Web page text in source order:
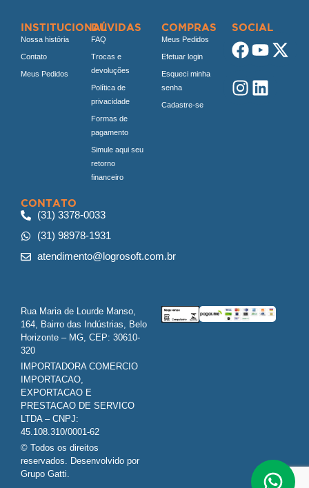
INSTITUCIONAL
Nossa história
Contato
Meus Pedidos
DÚVIDAS
FAQ
Trocas e
devoluções
Política de
privacidade
Formas de
pagamento
Simule aqui seu
retorno
financeiro
COMPRAS
Meus Pedidos
Efetuar login
Esqueci minha
senha
Cadastre-se
SOCIAL
CONTATO
(31) 3378-0033
(31) 98978-1931
atendimento@logrosoft.com.br
Rua Maria de Lourde Manso,
164, Bairro das Indústrias, Belo
Horizonte – MG, CEP: 30610-
320
IMPORTADORA COMERCIO
IMPORTACAO,
EXPORTACAO E
PRESTACAO DE SERVICO
LTDA – CNPJ:
45.108.310/0001-62
© Todos os direitos
reservados. Desenvolvido por
Grupo Gatti.